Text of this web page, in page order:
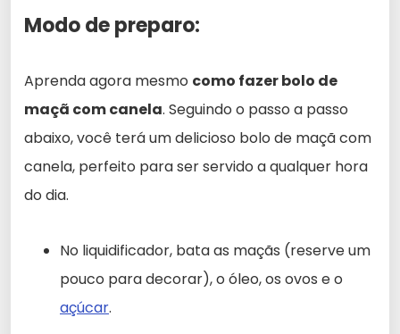
Modo de preparo:
Aprenda agora mesmo como fazer bolo de
maçã com canela. Seguindo o passo a passo
abaixo, você terá um delicioso bolo de maçã com
canela, perfeito para ser servido a qualquer hora
do dia.
No liquidificador, bata as maçãs (reserve um
pouco para decorar), o óleo, os ovos e o
açúcar.